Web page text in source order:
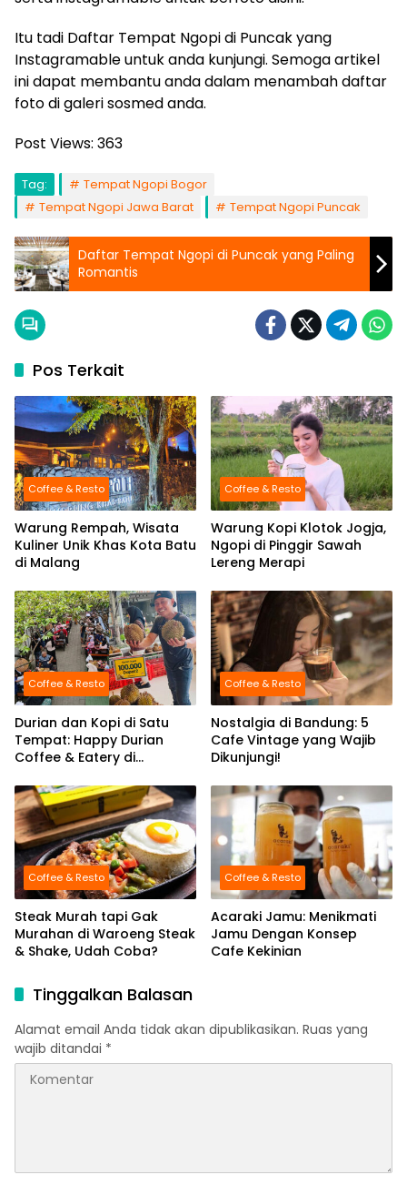
Itu tadi Daftar Tempat Ngopi di Puncak yang
Instagramable untuk anda kunjungi. Semoga artikel
ini dapat membantu anda dalam menambah daftar
foto di galeri sosmed anda.
Post Views: 363
Tag:
Tempat Ngopi Bogor
Tempat Ngopi Jawa Barat
Tempat Ngopi Puncak
Daftar Tempat Ngopi di Puncak yang Paling
Romantis
Pos Terkait
Coffee & Resto
Warung Rempah, Wisata
Kuliner Unik Khas Kota Batu
di Malang
Coffee & Resto
Warung Kopi Klotok Jogja,
Ngopi di Pinggir Sawah
Lereng Merapi
Coffee & Resto
Durian dan Kopi di Satu
Tempat: Happy Durian
Coffee & Eatery di
Coffee & Resto
Nostalgia di Bandung: 5
Cafe Vintage yang Wajib
Dikunjungi!
Coffee & Resto
Steak Murah tapi Gak
Murahan di Waroeng Steak
& Shake, Udah Coba?
Coffee & Resto
Acaraki Jamu: Menikmati
Jamu Dengan Konsep
Cafe Kekinian
Tinggalkan Balasan
Alamat email Anda tidak akan dipublikasikan. Ruas yang
wajib ditandai *